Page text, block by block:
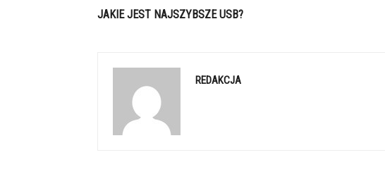
JAKIE JEST NAJSZYBSZE USB?
REDAKCJA